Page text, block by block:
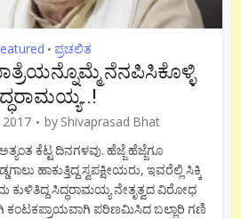
• ಪ್ರಚಲಿತ
ನೆನಪಿಸಿಕೊಳ್ಳಿ
2017 by Shivaprasad Bhat
ಕೆಟ್ಟ ದಿನಗಳವು. ಹೆಜ್ಜೆ ಹೆಜ್ಜೆಗೂ
ಹಾಕುತ್ತಿದ್ದ ಸ್ವಪಕ್ಷೀಯರು, ಇವರೆಲ್ಲಿ ಸಿಕ್ಕಿ
ಕುಳಿತಿದ್ದ ಸಿದ್ಧರಾಮಯ್ಯ ನೇತೃತ್ವದ ವಿರೋಧ
ಕಂಟಕಪ್ರಾಯವಾಗಿ ಪರಿಣಮಿಸಿದ ಬಲ್ಲಾರಿ ಗಣಿ